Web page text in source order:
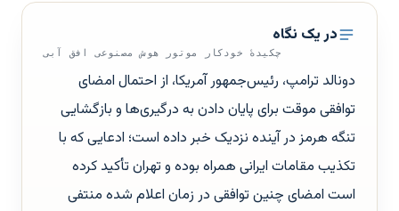
در یک نگاه
چکیدهٔ خودکار موتور هوش مصنوعی افق آبی
دونالد ترامپ، رئیس‌جمهور آمریکا، از احتمال امضای
توافقی موقت برای پایان دادن به درگیری‌ها و بازگشایی
تنگه هرمز در آینده نزدیک خبر داده است؛ ادعایی که با
تکذیب مقامات ایرانی همراه بوده و تهران تأکید کرده
است امضای چنین توافقی در زمان اعلام شده منتفی